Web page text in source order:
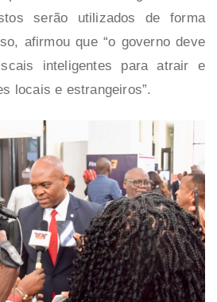
serão utilizados de forma
afirmou que “o governo deve
inteligentes para atrair e
locais e estrangeiros”.